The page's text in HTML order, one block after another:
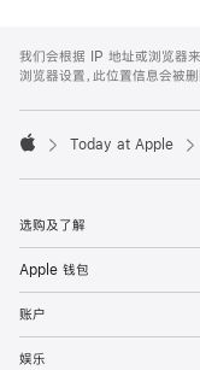
Footer
我们会根据 IP 地址或浏览器
浏览器设置，此位置信息会被删
Today at Apple
选购及了解
Apple 钱包
账户
娱乐